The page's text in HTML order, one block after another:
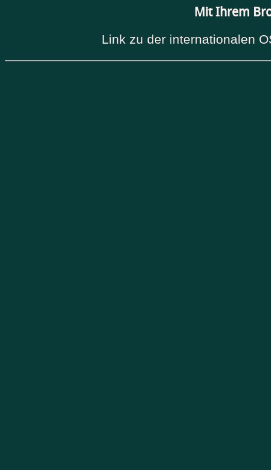
Mit Ihrem
Link zu der internationalen